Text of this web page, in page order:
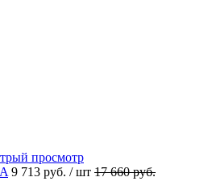
просмотр
9 713 руб. / шт 17 660 руб.